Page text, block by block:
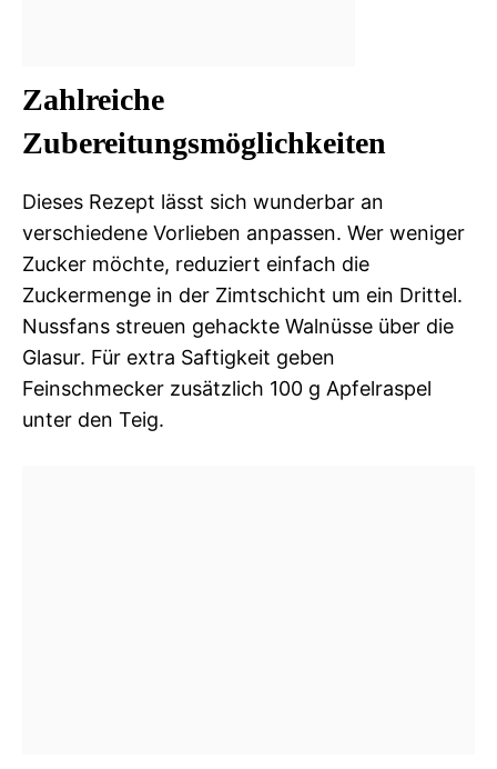
Zahlreiche
Zubereitungsmöglichkeiten
Dieses Rezept lässt sich wunderbar an
verschiedene Vorlieben anpassen. Wer weniger
Zucker möchte, reduziert einfach die
Zuckermenge in der Zimtschicht um ein Drittel.
Nussfans streuen gehackte Walnüsse über die
Glasur. Für extra Saftigkeit geben
Feinschmecker zusätzlich 100 g Apfelraspel
unter den Teig.